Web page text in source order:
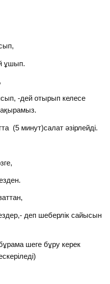
ұшып.
-дей отырып келесе
(5 минут)салат әзірлейді.
деп шеберлік сайысын
шеге бұру керек